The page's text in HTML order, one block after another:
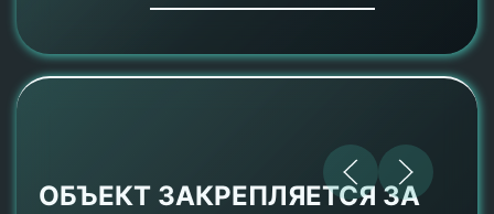
ОБЪЕКТ ЗАКРЕПЛЯЕТСЯ ЗА